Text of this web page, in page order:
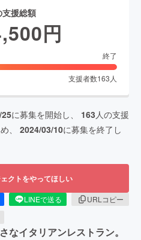
援総額
円
終了
支援者数163 人
に募集を開始し、 163 人の支援
、 2024/03/10に募集を終了し
クトをやってほしい
LINEで送る
URLコピー
なイタリアンレストラン。